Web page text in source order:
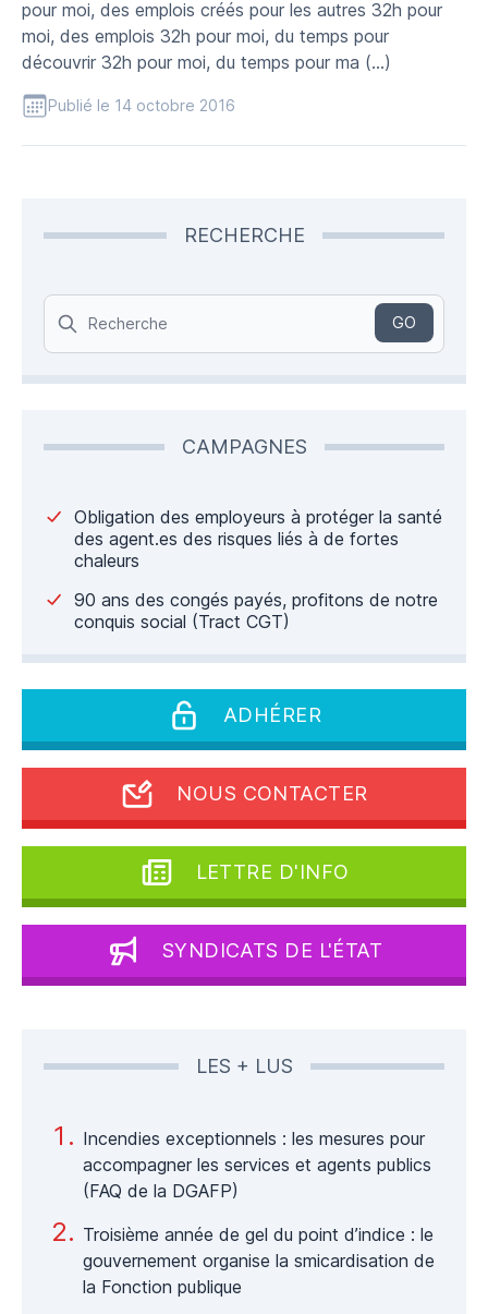
pour moi, des emplois créés pour les autres 32h pour
moi, des emplois 32h pour moi, du temps pour
découvrir 32h pour moi, du temps pour ma (…)
Publié le 14 octobre 2016
RECHERCHE
Search
GO
CAMPAGNES
Obligation des employeurs à protéger la santé
des agent.es des risques liés à de fortes
chaleurs
90 ans des congés payés, profitons de notre
conquis social (Tract CGT)
ADHÉRER
NOUS CONTACTER
LETTRE D'INFO
SYNDICATS DE L'ÉTAT
LES + LUS
Incendies exceptionnels : les mesures pour
accompagner les services et agents publics
(FAQ de la DGAFP)
Troisième année de gel du point d’indice : le
gouvernement organise la smicardisation de
la Fonction publique